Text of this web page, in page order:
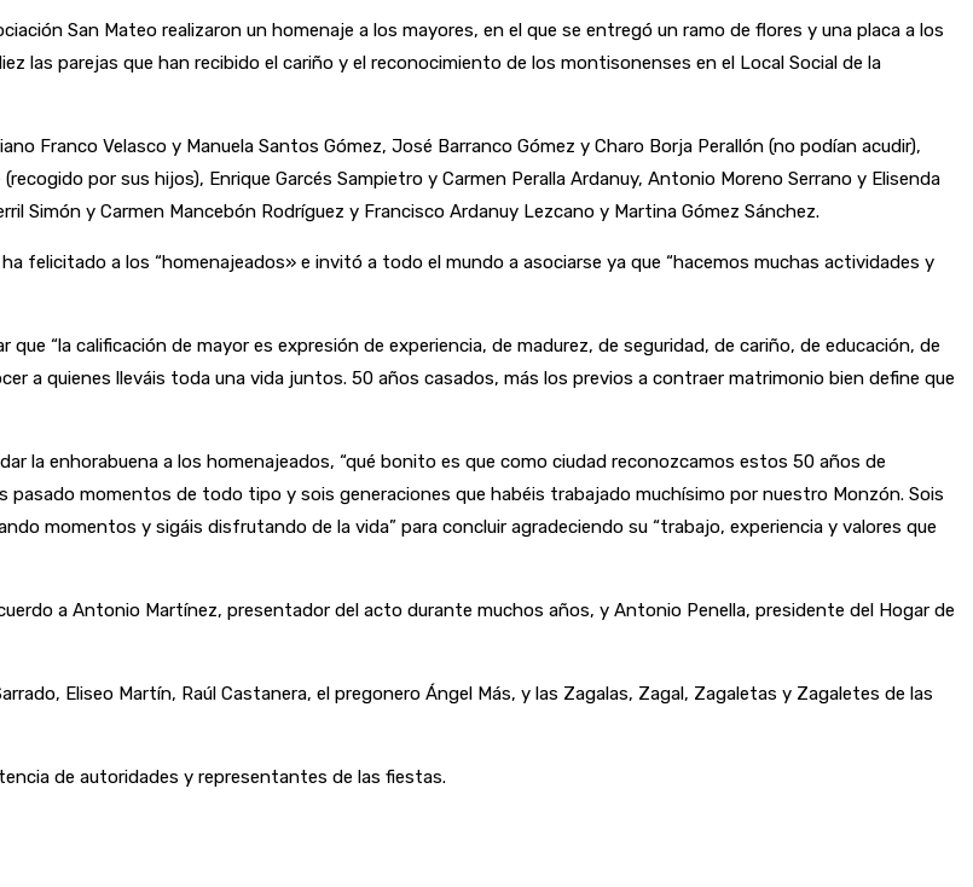
San Mateo realizaron un homenaje a los mayores, en el que se entregó un ramo de flores y una placa a los
las parejas que han recibido el cariño y el reconocimiento de los montisonenses en el Local Social de la
Franco Velasco y Manuela Santos Gómez, José Barranco Gómez y Charo Borja Perallón (no podían acudir),
por sus hijos), Enrique Garcés Sampietro y Carmen Peralla Ardanuy, Antonio Moreno Serrano y Elisenda
Simón y Carmen Mancebón Rodríguez y Francisco Ardanuy Lezcano y Martina Gómez Sánchez.
felicitado a los “homenajeados» e invitó a todo el mundo a asociarse ya que “hacemos muchas actividades y
“la calificación de mayor es expresión de experiencia, de madurez, de seguridad, de cariño, de educación, de
a quienes lleváis toda una vida juntos. 50 años casados, más los previos a contraer matrimonio bien define que
la enhorabuena a los homenajeados, “qué bonito es que como ciudad reconozcamos estos 50 años de
momentos de todo tipo y sois generaciones que habéis trabajado muchísimo por nuestro Monzón. Sois
momentos y sigáis disfrutando de la vida” para concluir agradeciendo su “trabajo, experiencia y valores que
a Antonio Martínez, presentador del acto durante muchos años, y Antonio Penella, presidente del Hogar de
Eliseo Martín, Raúl Castanera, el pregonero Ángel Más, y las Zagalas, Zagal, Zagaletas y Zagaletes de las
de autoridades y representantes de las fiestas.